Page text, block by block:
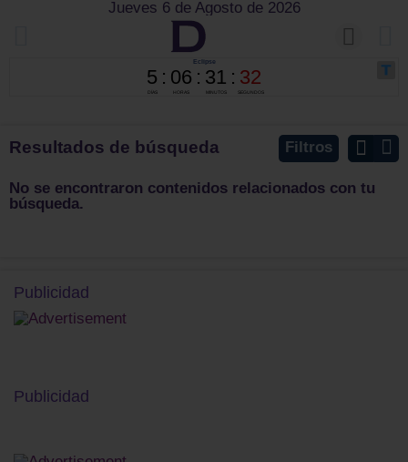
Jueves 6 de Agosto de 2026
Filtros
Resultados de búsqueda
No se encontraron contenidos relacionados con tu
búsqueda.
Publicidad
Publicidad